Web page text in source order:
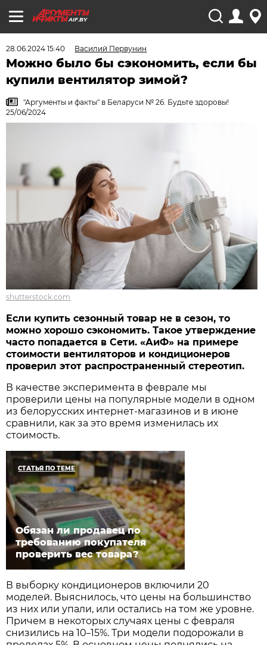
AIF.BY
28.06.2024 15:40 Василий Первунин
Можно было бы сэкономить, если бы
купили вентилятор зимой?
"Аргументы и факты" в Беларуси № 26. Будьте здоровы!
25/06/2024
shutterstock.com
Если купить сезонный товар не в сезон, то
можно хорошо сэкономить. Такое утверждение
часто попадается в Сети. «АиФ» на примере
стоимости вентиляторов и кондиционеров
проверил этот распространенный стереотип.
В качестве эксперимента в феврале мы
проверили цены на популярные модели в одном
из белорусских интернет-магазинов и в июне
сравнили, как за это время изменилась их
стоимость.
СТАТЬЯ ПО ТЕМЕ
Обязан ли продавец по
требованию покупателя
проверить вес товара?
В выборку кондиционеров включили 20
моделей. Выяснилось, что цены на большинство
из них или упали, или остались на том же уровне.
Причем в некоторых случаях цены с февраля
снизились на 10–15%. Три модели подорожали в